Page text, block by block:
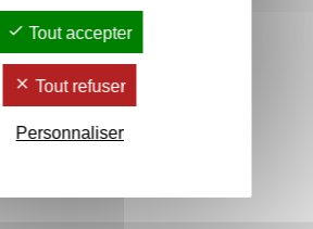
Tout accepter
Tout refuser
Personnaliser